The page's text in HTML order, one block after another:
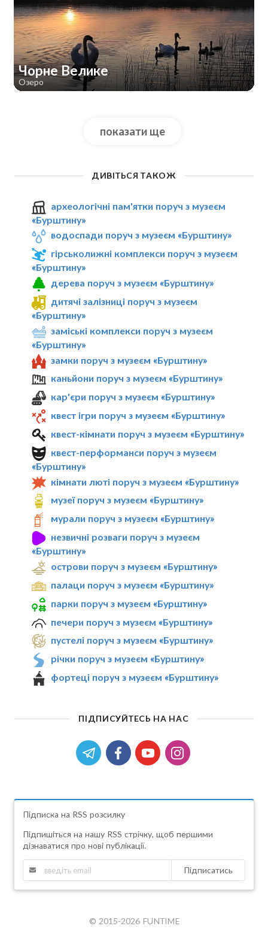
Чорне Велике
Озеро
показати ще
ДИВІТЬСЯ ТАКОЖ
археологічні пам'ятки поруч з музеєм
«Бурштину»
водоспади поруч з музеєм «Бурштину»
гірськолижні комплекси поруч з музеєм
«Бурштину»
дерева поруч з музеєм «Бурштину»
дитячі залізниці поруч з музеєм
«Бурштину»
заміські комплекси поруч з музеєм
«Бурштину»
замки поруч з музеєм «Бурштину»
каньйони поруч з музеєм «Бурштину»
кар'єри поруч з музеєм «Бурштину»
квест ігри поруч з музеєм «Бурштину»
квест-кімнати поруч з музеєм «Бурштину»
квест-перформанси поруч з музеєм
«Бурштину»
кімнати люті поруч з музеєм «Бурштину»
музеї поруч з музеєм «Бурштину»
мурали поруч з музеєм «Бурштину»
незвичні розваги поруч з музеєм
«Бурштину»
острови поруч з музеєм «Бурштину»
палаци поруч з музеєм «Бурштину»
парки поруч з музеєм «Бурштину»
печери поруч з музеєм «Бурштину»
пустелі поруч з музеєм «Бурштину»
річки поруч з музеєм «Бурштину»
фортеці поруч з музеєм «Бурштину»
ПІДПИСУЙТЕСЬ НА НАС
Підписка на RSS розсилку
Підпишіться на нашу RSS стрічку, щоб першими
дізнаватися про нові публікації.
Підписатись
© 2015-2026 FUNTIME